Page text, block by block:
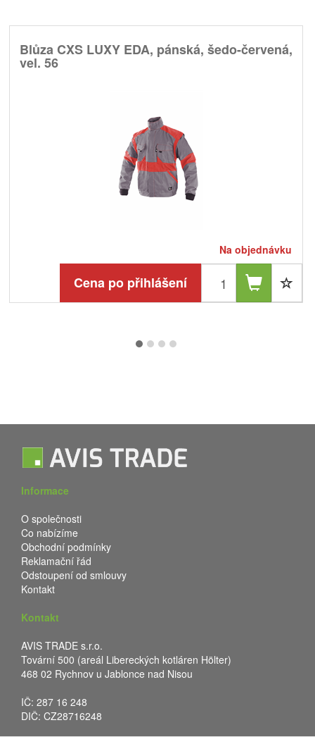
Blůza CXS LUXY EDA, pánská, šedo-červená,
vel. 56
Na objednávku
Cena po přihlášení
Informace
O společnosti
Co nabízíme
Obchodní podmínky
Reklamační řád
Odstoupení od smlouvy
Kontakt
Kontakt
AVIS TRADE s.r.o.
Tovární 500 (areál Libereckých kotláren Hölter)
468 02 Rychnov u Jablonce nad Nisou
IČ: 287 16 248
DIČ: CZ28716248